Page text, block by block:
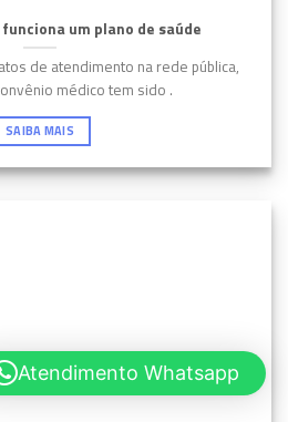
um plano de saúde
de atendimento na rede pública,
médico tem sido .
SAIBA MAIS
Atendimento Whatsapp